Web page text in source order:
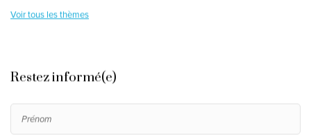
Voir tous les thèmes
Restez informé(e)